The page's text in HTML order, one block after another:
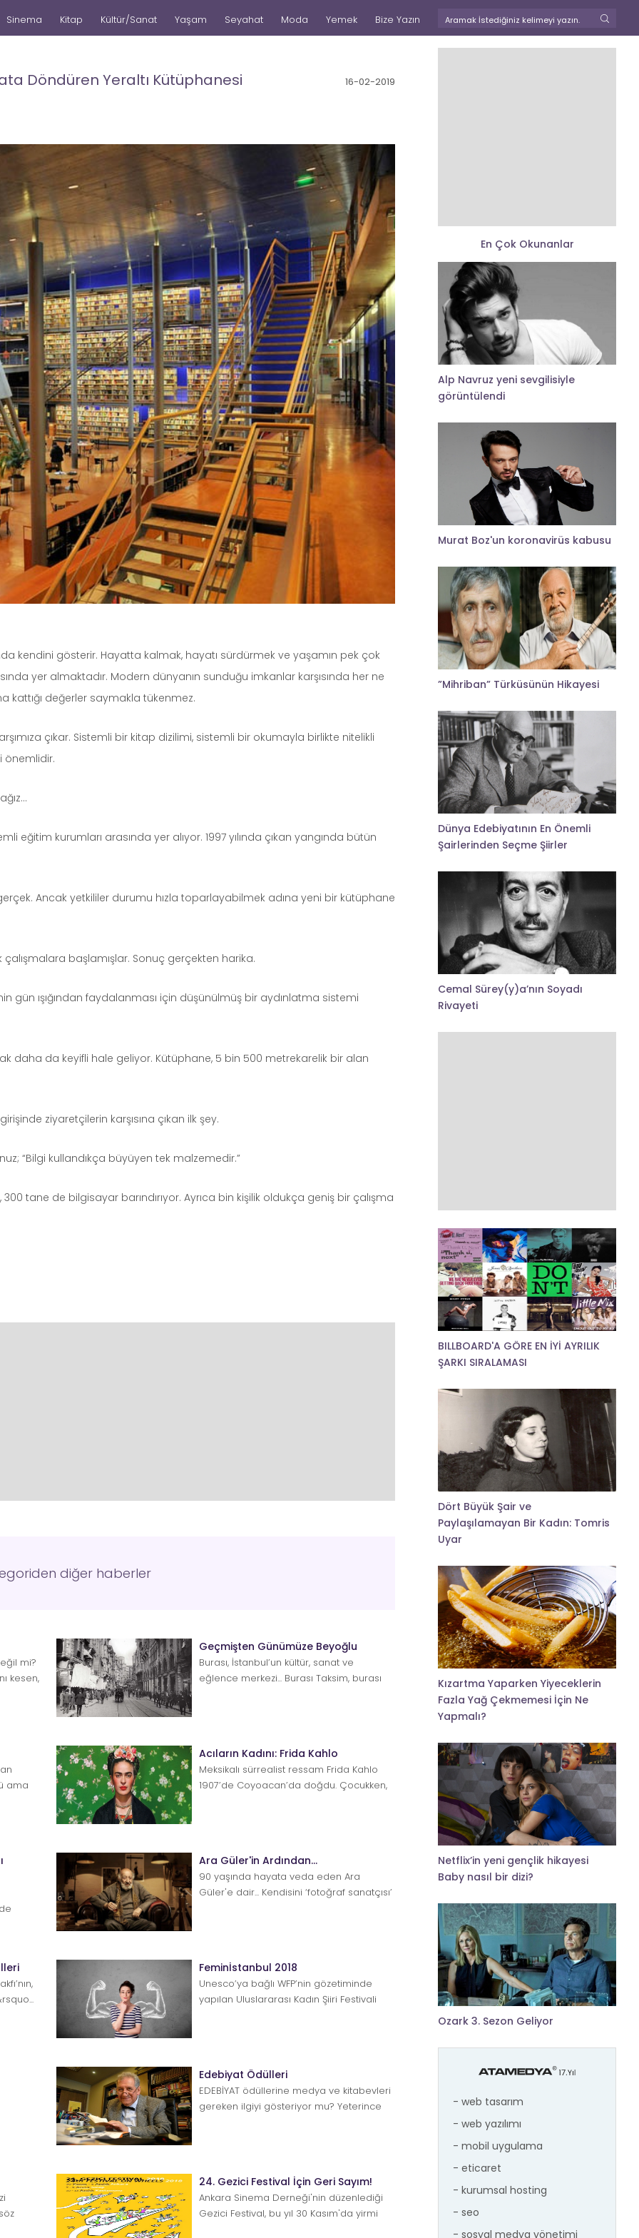
Sinema Kitap Kültür/Sanat Yaşam Seyahat Moda Yemek Bize Yazın
Döndüren Yeraltı Kütüphanesi 16-02-2019
kendini gösterir. Hayatta kalmak, hayatı sürdürmek ve yaşamın pek çok
yer almaktadır. Modern dünyanın sunduğu imkanlar karşısında her ne
kattığı değerler saymakla tükenmez.
çıkar. Sistemli bir kitap dizilimi, sistemli bir okumayla birlikte nitelikli
önemlidir.
eğitim kurumları arasında yer alıyor. 1997 yılında çıkan yangında bütün
Ancak yetkililer durumu hızla toparlayabilmek adına yeni bir kütüphane
başlamışlar. Sonuç gerçekten harika.
gün ışığından faydalanması için düşünülmüş bir aydınlatma sistemi
daha da keyifli hale geliyor. Kütüphane, 5 bin 500 metrekarelik bir alan
ziyaretçilerin karşısına çıkan ilk şey.
“Bilgi kullandıkça büyüyen tek malzemedir.”
tane de bilgisayar barındırıyor. Ayrıca bin kişilik oldukça geniş bir çalışma
diğer haberler
mi?
kesen,
Geçmişten Günümüze Beyoğlu
Burası, İstanbul’un kültür, sanat ve
eğlence merkezi... Burası Taksim, burası
ama
Acıların Kadını: Frida Kahlo
Meksikalı sürrealist ressam Frida Kahlo
1907’de Coyoacan’da doğdu. Çocukken,
Ara Güler'in Ardından...
90 yaşında hayata veda eden Ara
Güler'e dair... Kendisini ‘fotoğraf sanatçısı’
Feminİstanbul 2018
Unesco’ya bağlı WFP’nin gözetiminde
yapılan Uluslararası Kadın Şiiri Festivali
Edebiyat Ödülleri
EDEBİYAT ödüllerine medya ve kitabevleri
gereken ilgiyi gösteriyor mu? Yeterince
24. Gezici Festival İçin Geri Sayım!
Ankara Sinema Derneği'nin düzenlediği
Gezici Festival, bu yıl 30 Kasım'da yirmi
En Çok Okunanlar
Alp Navruz yeni sevgilisiyle
görüntülendi
Murat Boz'un koronavirüs kabusu
”Mihriban” Türküsünün Hikayesi
Dünya Edebiyatının En Önemli
Şairlerinden Seçme Şiirler
Cemal Sürey(y)a’nın Soyadı
Rivayeti
BILLBOARD'A GÖRE EN İYİ AYRILIK
ŞARKI SIRALAMASI
Dört Büyük Şair ve
Paylaşılamayan Bir Kadın: Tomris
Uyar
Kızartma Yaparken Yiyeceklerin
Fazla Yağ Çekmemesi İçin Ne
Yapmalı?
Netflix’in yeni gençlik hikayesi
Baby nasıl bir dizi?
Ozark 3. Sezon Geliyor
- web tasarım
- web yazılımı
- mobil uygulama
- eticaret
- kurumsal hosting
- seo
- sosyal medya yönetimi